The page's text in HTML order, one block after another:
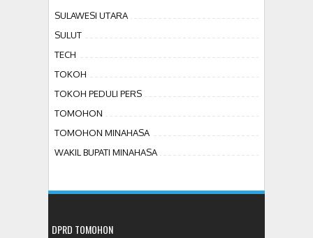
SULAWESI UTARA
SULUT
TECH
TOKOH
TOKOH PEDULI PERS
TOMOHON
TOMOHON MINAHASA
WAKIL BUPATI MINAHASA
DPRD TOMOHON